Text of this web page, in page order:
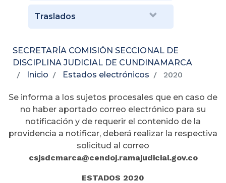
Traslados
SECRETARÍA COMISIÓN SECCIONAL DE
DISCIPLINA JUDICIAL DE CUNDINAMARCA
Inicio
Estados electrónicos 2020
Se informa a los sujetos procesales que en caso de
no haber aportado correo electrónico para su
notificación y de requerir el contenido de la
providencia a notificar, deberá realizar la respectiva
solicitud al correo
csjsdcmarca@cendoj.ramajudicial.gov.co
ESTADOS 2020